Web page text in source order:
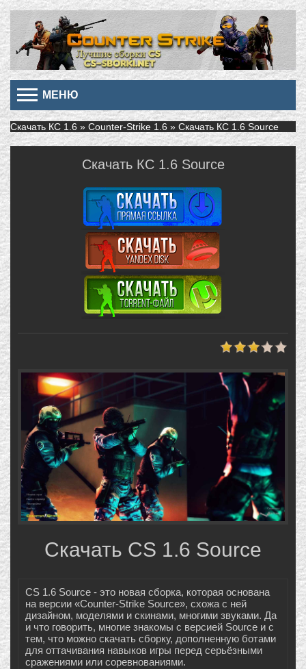
МЕНЮ
Скачать КС 1.6 » Counter-Strike 1.6 » Скачать КС 1.6 Source
Скачать КС 1.6 Source
Скачать CS 1.6 Source
CS 1.6 Source - это новая сборка, которая основана
на версии «Counter-Strike Source», схожа с ней
дизайном, моделями и скинами, многими звуками. Да
и что говорить, многие знакомы с версией Source и с
тем, что можно скачать сборку, дополненную ботами
для оттачивания навыков игры перед серьёзными
сражениями или соревнованиями.